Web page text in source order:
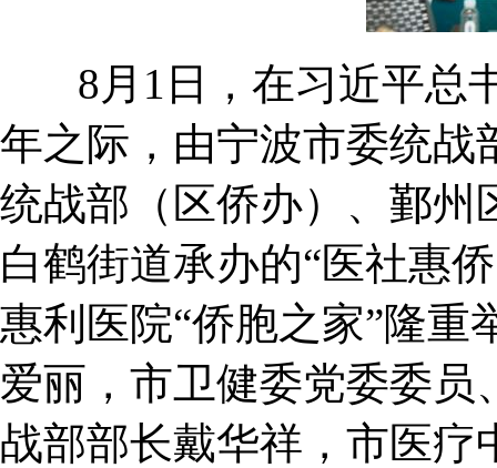
8月1日，在习近平总
年之际，由宁波市委统战
统战部（区侨办）、鄞州
白鹤街道承办的“医社惠
惠利医院“侨胞之家”隆
爱丽，市卫健委党委委员
战部部长戴华祥，市医疗